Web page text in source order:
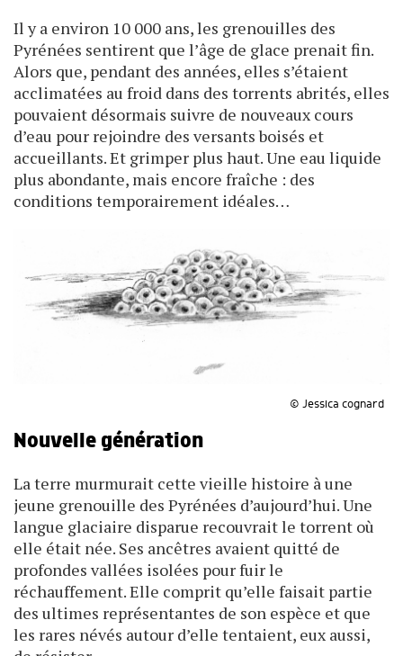
Il y a environ 10 000 ans, les grenouilles des
Pyrénées sentirent que l’âge de glace prenait fin.
Alors que, pendant des années, elles s’étaient
acclimatées au froid dans des torrents abrités, elles
pouvaient désormais suivre de nouveaux cours
d’eau pour rejoindre des versants boisés et
accueillants. Et grimper plus haut. Une eau liquide
plus abondante, mais encore fraîche : des
conditions temporairement idéales…
© Jessica cognard
Nouvelle génération
La terre murmurait cette vieille histoire à une
jeune grenouille des Pyrénées d’aujourd’hui. Une
langue glaciaire disparue recouvrait le torrent où
elle était née. Ses ancêtres avaient quitté de
profondes vallées isolées pour fuir le
réchauffement. Elle comprit qu’elle faisait partie
des ultimes représentantes de son espèce et que
les rares névés autour d’elle tentaient, eux aussi,